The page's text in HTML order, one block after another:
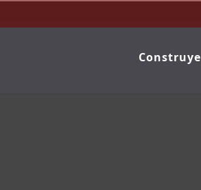
Construye